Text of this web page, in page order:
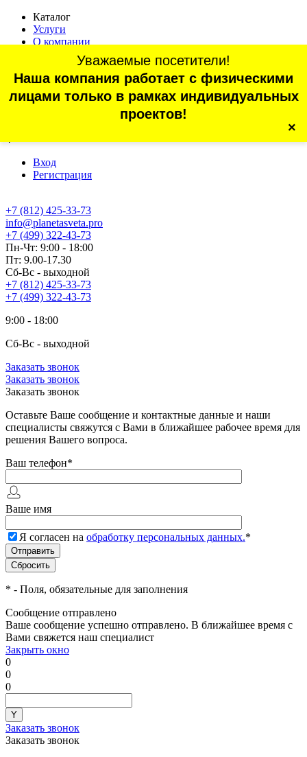
Каталог
Услуги
О компании
Статьи
Контакты
Отзывы
г. Санкт-Петербург, проспект Обуховской Обороны, 70, корп.
Вход
Регистрация
+7 (812) 425-33-73
Уважаемые посетители!
Наша компания работает с физическими
лицами только в рамках индивидуальных
проектов!
×
info@planetasveta.pro
+7 (499) 322-43-73
Пн-Чт: 9:00 - 18:00
Пт: 9.00-17.30
Сб-Вс - выходной
+7 (812) 425-33-73
+7 (499) 322-43-73
9:00 - 18:00
Сб-Вс - выходной
Заказать звонок
Заказать звонок
Заказать звонок
Оставьте Ваше сообщение и контактные данные и наши
специалисты свяжутся с Вами в ближайшее рабочее время для
решения Вашего вопроса.
Ваш телефон*
Ваше имя
Я согласен на обработку персональных данных.*
* - Поля, обязательные для заполнения
Сообщение отправлено
Ваше сообщение успешно отправлено. В ближайшее время с
Вами свяжется наш специалист
Закрыть окно
0
0
0
Заказать звонок
Заказать звонок